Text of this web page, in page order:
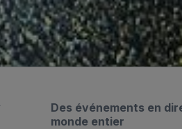
Des événements en
monde entier